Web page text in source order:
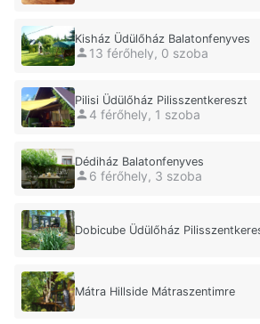
Kisház Üdülőház Balatonfenyves
13 férőhely, 0 szoba
Pilisi Üdülőház Pilisszentkereszt
4 férőhely, 1 szoba
Dédiház Balatonfenyves
6 férőhely, 3 szoba
Dobicube Üdülőház
Mátra Hillside Mátraszentimre